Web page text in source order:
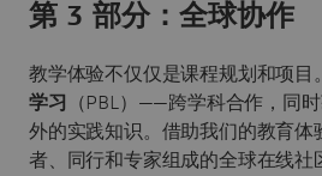
第 3 部分：全球协作
教学体验不仅仅是课程规划和项目
学习
（PBL）——跨学科合作，同
外的实践知识。借助我们的教育体
者、同行和专家组成的全球在线社